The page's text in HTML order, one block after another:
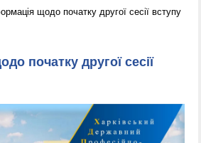
щодо початку другої сесії вступу
початку другої сесії